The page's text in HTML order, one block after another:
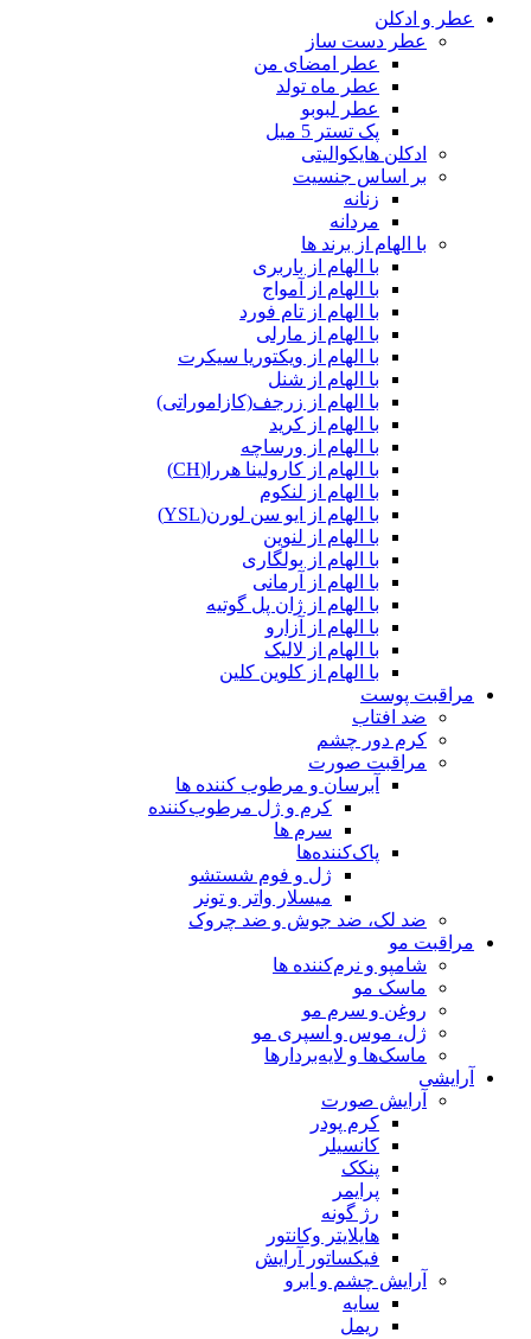
عطر و ادکلن
عطر دست ساز
عطر امضای من
عطر ماه تولد
عطر لبوبو
پک تستر 5 میل
ادکلن هایکوالیتی
بر اساس جنسیت
زنانه
مردانه
با الهام از برند ها
با الهام از باربری
با الهام از آمواج
با الهام از تام فورد
با الهام از مارلی
با الهام از ویکتوریا سیکرت
با الهام از شنل
با الهام از زرجف(کازاموراتی)
با الهام از کرید
با الهام از ورساچه
با الهام از کارولینا هررا(CH)
با الهام از لنکوم
با الهام از ایو سن لورن(YSL)
با الهام از لنوین
با الهام از بولگاری
با الهام از آرمانی
با الهام از ژان پل گوتیه
با الهام از آزارو
با الهام از لالیک
با الهام از کلوین کلین
مراقبت پوست
ضد افتاب
کرم دور چشم
مراقبت صورت
آبرسان و مرطوب کننده ها
کرم و ژل مرطوب‌کننده
سرم ها
پاک‌کننده‌ها
ژل و فوم شستشو
میسلار واتر و تونر
ضد لک، ضد جوش و ضد چروک
مراقبت مو
شامپو و نرم‌کننده ها
ماسک مو
روغن و سرم مو
ژل، موس و اسپری مو
ماسک‌ها و لایه‌بردارها
آرایشی
آرایش صورت
کرم پودر
کانسیلر
پنکک
پرایمر
رژ گونه
هایلایتر وکانتور
فیکساتور آرایش
آرایش چشم و ابرو
سایه
ریمل